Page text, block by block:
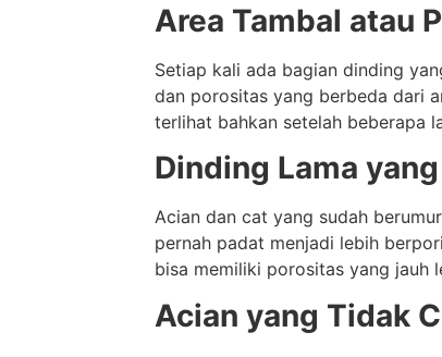
Area Tambal atau
Setiap kali ada bagian dinding
dan porositas yang berbeda dari
terlihat bahkan setelah beberapa
Dinding Lama
Acian dan cat yang sudah
pernah padat menjadi lebih
bisa memiliki porositas yang jauh
Acian yang Tidak